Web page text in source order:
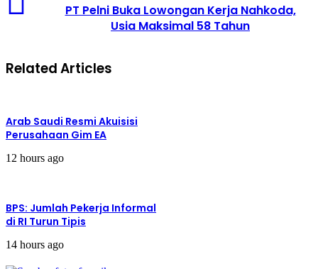
dari
Buka
Usia
PT Pelni Buka Lowongan Kerja Nahkoda,
Usia Maksimal 58 Tahun
Related Articles
Arab Saudi Resmi Akuisisi
Perusahaan Gim EA
12 hours ago
BPS: Jumlah Pekerja Informal
di RI Turun Tipis
14 hours ago